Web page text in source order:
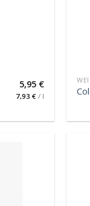
5,95 €
7,93 € / l